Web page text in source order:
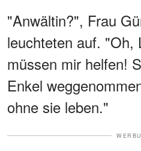
"Anwältin?", Frau
leuchteten auf. "Oh,
müssen mir helfen!
Enkel
ohne sie leben."